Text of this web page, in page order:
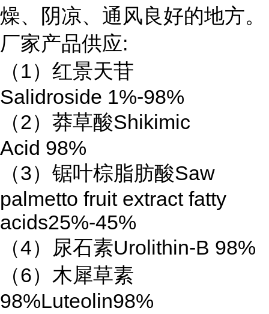
燥、阴凉、通风良好的地方。
厂家产品供应:
（1）红景天苷
Salidroside 1%-98%
（2）莽草酸Shikimic
Acid 98%
（3）锯叶棕脂肪酸Saw
palmetto fruit extract fatty
acids25%-45%
（4）尿石素Urolithin-B 98%
（6）木犀草素
98%Luteolin98%